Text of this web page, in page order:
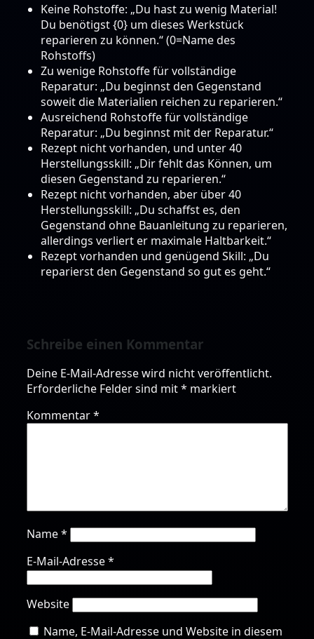
Keine Rohstoffe: „Du hast zu wenig Material!
Du benötigst {0} um dieses Werkstück
reparieren zu können.“ (0=Name des
Rohstoffs)
Zu wenige Rohstoffe für vollständige
Reparatur: „Du beginnst den Gegenstand
soweit die Materialien reichen zu reparieren.“
Ausreichend Rohstoffe für vollständige
Reparatur: „Du beginnst mit der Reparatur.“
Rezept nicht vorhanden, und unter 40
Herstellungsskill: „Dir fehlt das Können, um
diesen Gegenstand zu reparieren.“
Rezept nicht vorhanden, aber über 40
Herstellungsskill: „Du schaffst es, den
Gegenstand ohne Bauanleitung zu reparieren,
allerdings verliert er maximale Haltbarkeit.“
Rezept vorhanden und genügend Skill: „Du
reparierst den Gegenstand so gut es geht.“
Schreibe einen Kommentar
Deine E-Mail-Adresse wird nicht veröffentlicht.
Erforderliche Felder sind mit* markiert
Kommentar*
Name*
E-Mail-Adresse*
Website
Name, E-Mail-Adresse und Website in diesem